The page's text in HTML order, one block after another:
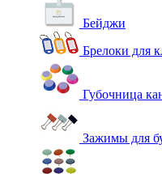
Бейджи
Брелоки для
Губочница
Зажимы для